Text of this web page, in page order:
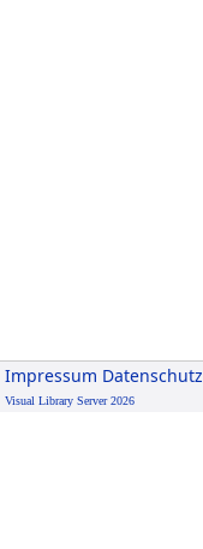
Impressum Datenschutz
Visual Library Server 2026